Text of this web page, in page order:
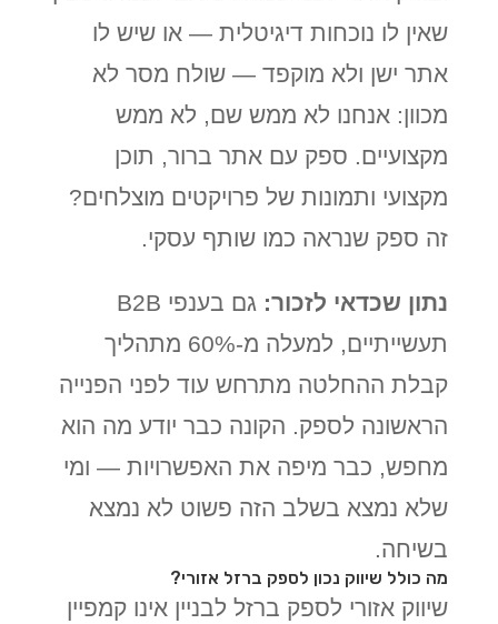
שאין לו נוכחות דיגיטלית — או שיש לו
אתר ישן ולא מוקפד — שולח מסר לא
מכוון: אנחנו לא ממש שם, לא ממש
מקצועיים. ספק עם אתר ברור, תוכן
מקצועי ותמונות של פרויקטים מוצלחים?
זה ספק שנראה כמו שותף עסקי.
נתון שכדאי לזכור:
גם בענפי B2B
תעשייתיים, למעלה מ-60% מתהליך
קבלת ההחלטה מתרחש עוד לפני הפנייה
הראשונה לספק. הקונה כבר יודע מה הוא
מחפש, כבר מיפה את האפשרויות — ומי
שלא נמצא בשלב הזה פשוט לא נמצא
בשיחה.
מה כולל שיווק נכון לספק ברזל אזורי?
שיווק אזורי לספק ברזל לבניין אינו קמפיין